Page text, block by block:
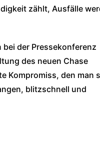
zählt, Ausfälle
der Pressekonferenz
des neuen Chase
Kompromiss, den man
blitzschnell und